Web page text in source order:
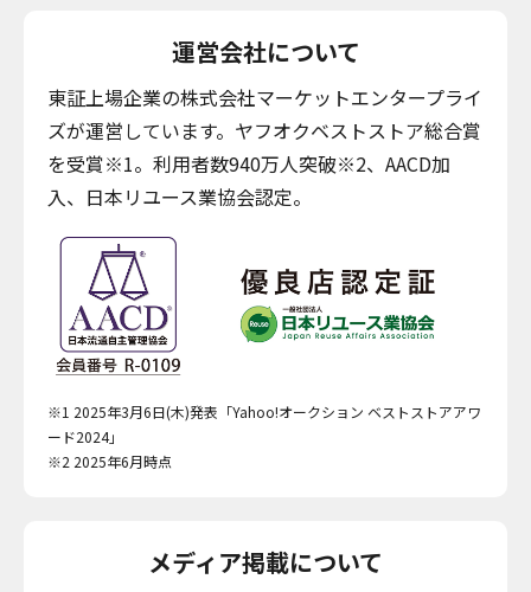
運営会社について
東証上場企業の株式会社マーケットエンタープライ
ズが運営しています。ヤフオクベストストア総合賞
を受賞※1。利用者数940万人突破※2、AACD加
入、日本リユース業協会認定。
※1 2025年3月6日(木)発表「Yahoo!オークション ベストストアアワ
ード2024」
※2 2025年6月時点
メディア掲載について